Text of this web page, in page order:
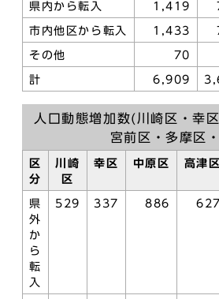
県内から転入 1,419
市内他区から転入 1,433
その他 70
計 6,909
人口動態増加数(川崎区・幸
宮前区・多摩区
区
分
川崎
区
幸区 中原区 高津区
県
外
か
ら
転
入
529 337 886 627